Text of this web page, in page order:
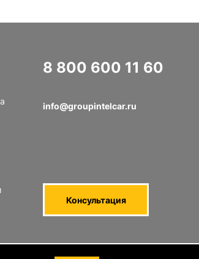
8 800 600 11 60
info@groupintelcar.ru
Консультация